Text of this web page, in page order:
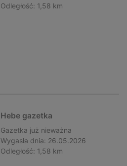
Odległość: 1,58 km
Hebe gazetka
Gazetka już nieważna
Wygasła dnia: 26.05.2026
Odległość: 1,58 km